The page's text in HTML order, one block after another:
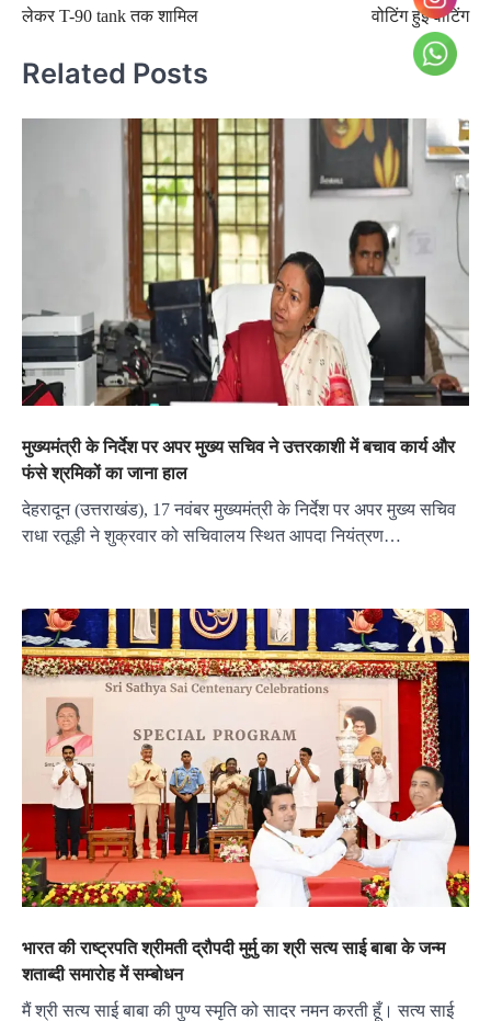
लेकर T-90 tank तक शामिल
वोटिंग हुई वोटिंग
Related Posts
मुख्यमंत्री के निर्देश पर अपर मुख्य सचिव ने उत्तरकाशी में बचाव कार्य और
फंसे श्रमिकों का जाना हाल
देहरादून (उत्तराखंड), 17 नवंबर मुख्यमंत्री के निर्देश पर अपर मुख्य सचिव
राधा रतूड़ी ने शुक्रवार को सचिवालय स्थित आपदा नियंत्रण…
भारत की राष्ट्रपति श्रीमती द्रौपदी मुर्मु का श्री सत्य साई बाबा के जन्म
शताब्दी समारोह में सम्बोधन
मैं श्री सत्य साई बाबा की पुण्य स्मृति को सादर नमन करती हूँ। सत्य साई